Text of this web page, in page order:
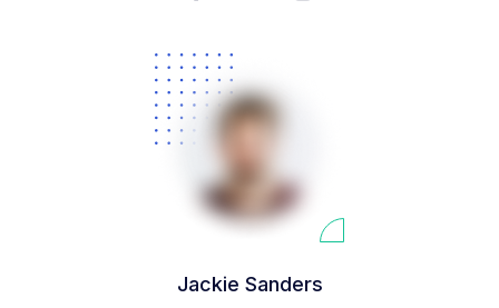
Jackie Sanders